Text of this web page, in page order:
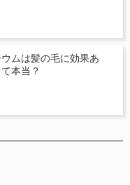
ムは髪の毛に効果あ
本当？